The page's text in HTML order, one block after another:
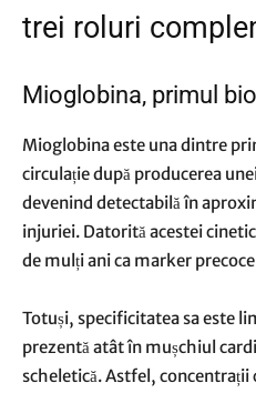
trei roluri
Mioglobina, primul
Mioglobina este una dintre
circulație după producerea
devenind detectabilă în
injuriei. Datorită acestei
de mulți ani ca marker
Totuși, specificitatea sa este
prezentă atât în mușchiul
scheletică. Astfel, concentrații